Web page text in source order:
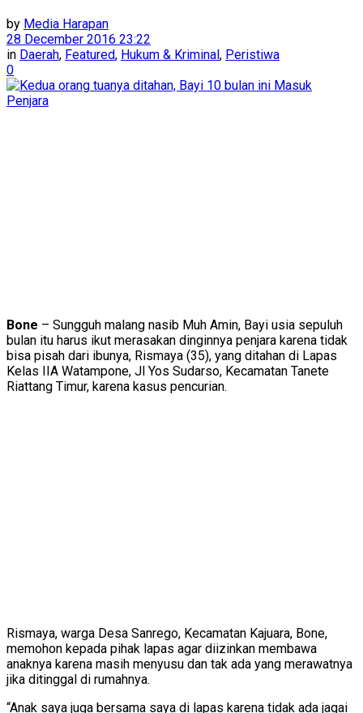
by Media Harapan
28 December 2016 23:22
in Daerah, Featured, Hukum & Kriminal, Peristiwa
0
Bone – Sungguh malang nasib Muh Amin, Bayi usia sepuluh
bulan itu harus ikut merasakan dinginnya penjara karena tidak
bisa pisah dari ibunya, Rismaya (35), yang ditahan di Lapas
Kelas IIA Watampone, Jl Yos Sudarso, Kecamatan Tanete
Riattang Timur, karena kasus pencurian.
Rismaya, warga Desa Sanrego, Kecamatan Kajuara, Bone,
memohon kepada pihak lapas agar diizinkan membawa
anaknya karena masih menyusu dan tak ada yang merawatnya
jika ditinggal di rumahnya.
“Anak saya juga bersama saya di lapas karena tidak ada jagai